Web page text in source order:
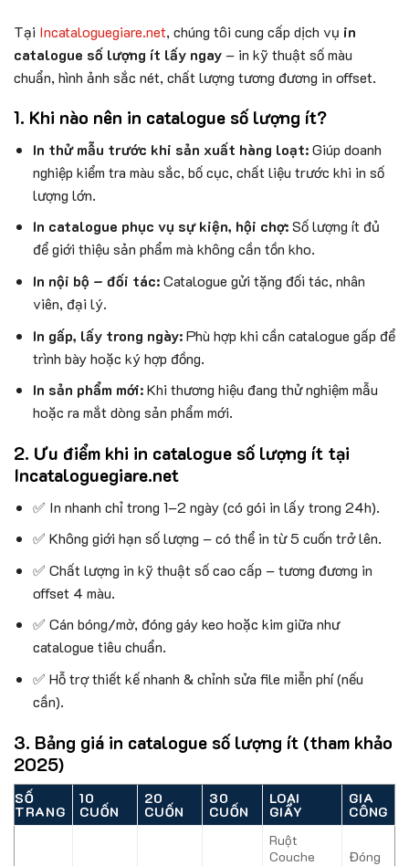
Tại Incataloguegiare.net, chúng tôi cung cấp dịch vụ in
catalogue số lượng ít lấy ngay– in kỹ thuật số màu
chuẩn, hình ảnh sắc nét, chất lượng tương đương in offset.
1. Khi nào nên in catalogue số lượng ít?
In thử mẫu trước khi sản xuất hàng loạt:Giúp doanh
nghiệp kiểm tra màu sắc, bố cục, chất liệu trước khi in số
lượng lớn.
In catalogue phục vụ sự kiện, hội chợ:Số lượng ít đủ
để giới thiệu sản phẩm mà không cần tồn kho.
In nội bộ – đối tác:Catalogue gửi tặng đối tác, nhân
viên, đại lý.
In gấp, lấy trong ngày:Phù hợp khi cần catalogue gấp để
trình bày hoặc ký hợp đồng.
In sản phẩm mới:Khi thương hiệu đang thử nghiệm mẫu
hoặc ra mắt dòng sản phẩm mới.
2. Ưu điểm khi in catalogue số lượng ít tại
Incataloguegiare.net
✅ In nhanh chỉ trong 1–2 ngày (có gói in lấy trong 24h).
✅ Không giới hạn số lượng – có thể in từ 5 cuốn trở lên.
✅ Chất lượng in kỹ thuật số cao cấp – tương đương in
offset 4 màu.
✅ Cán bóng/mờ, đóng gáy keo hoặc kim giữa như
catalogue tiêu chuẩn.
✅ Hỗ trợ thiết kế nhanh & chỉnh sửa file miễn phí (nếu
cần).
3. Bảng giá in catalogue số lượng ít (tham khảo
2025)
SỐ
TRANG
10
CUỐN
20
CUỐN
30
CUỐN
LOẠI
GIẤY
GIA
CÔNG
Ruột
Couche
Đóng